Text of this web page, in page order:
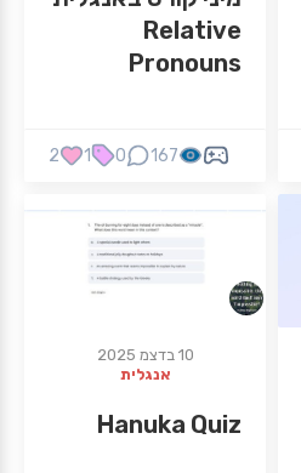
Relative
Pronouns
167
0
1
2
10 בדצמ 2025
אנגלית
Hanuka Quiz